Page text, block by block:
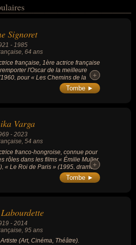
(de sexe féminin) peuvent avoir
célébrités peuvent également avoir
leurs nationalités au moment de
été hongroise par exemple.
Signoret
- 1985
, 64 ans
française, 1ère actrice française
l'Oscar de la meilleure
pour « Les Chemins de la
»), Prix d'interprétation féminine
de Cannes (1959, pour « Les
mort.
+
+
Tombe ►
Varga
- 2023
, 54 ans
franco-hongroise, connue pour
rôles dans les films « Émilie Muller
« Le Roi de Paris » (1995, drame,
Noiret) ou une apparition dans
de la série « The Witcher »
+
+
Tombe ►
- 2014
, 95 ans
(Art, Cinéma, Théâtre).